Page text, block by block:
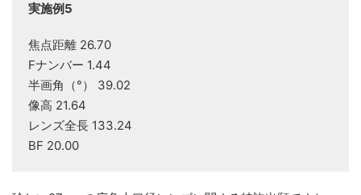
実施例5
焦点距離 26.70
Fナンバー 1.44
半画角（°） 39.02
像高 21.64
レンズ全長 133.24
BF 20.00